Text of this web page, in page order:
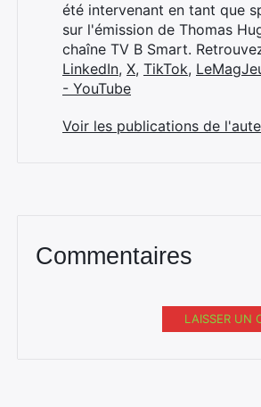
été intervenant en tant que
sur l'émission de Thomas
chaîne TV B Smart.
LinkedIn, X, TikTok,
- YouTube
Voir les publications de
Commentaires
LAISSER UN